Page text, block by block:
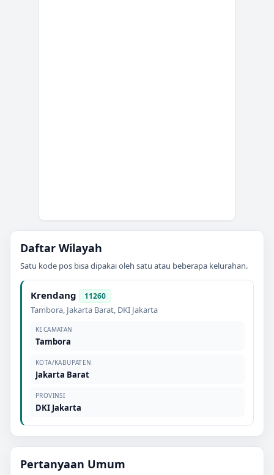
Daftar Wilayah
Satu kode pos bisa dipakai oleh satu atau beberapa kelurahan.
Krendang 11260
Tambora, Jakarta Barat, DKI Jakarta
KECAMATAN
Tambora
KOTA/KABUPATEN
Jakarta Barat
PROVINSI
DKI Jakarta
Pertanyaan Umum